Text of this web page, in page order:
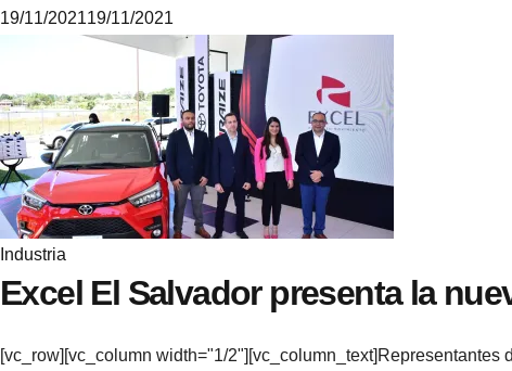
k
e
19/11/202119/11/2021
Industria
Excel El Salvador presenta la
[vc_row][vc_column width="1/